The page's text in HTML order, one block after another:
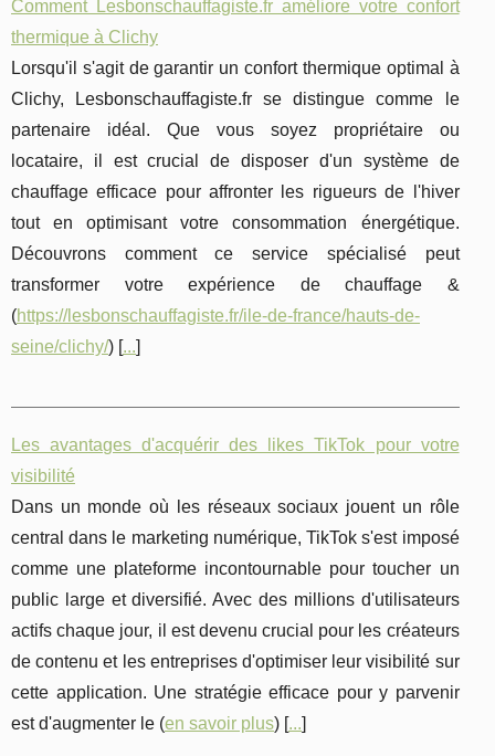
Comment Lesbonschauffagiste.fr améliore votre confort
thermique à Clichy
Lorsqu'il s'agit de garantir un confort thermique optimal à
Clichy, Lesbonschauffagiste.fr se distingue comme le
partenaire idéal. Que vous soyez propriétaire ou
locataire, il est crucial de disposer d'un système de
chauffage efficace pour affronter les rigueurs de l'hiver
tout en optimisant votre consommation énergétique.
Découvrons comment ce service spécialisé peut
transformer votre expérience de chauffage &
(https://lesbonschauffagiste.fr/ile-de-france/hauts-de-
seine/clichy/) [...]
Les avantages d'acquérir des likes TikTok pour votre
visibilité
Dans un monde où les réseaux sociaux jouent un rôle
central dans le marketing numérique, TikTok s'est imposé
comme une plateforme incontournable pour toucher un
public large et diversifié. Avec des millions d'utilisateurs
actifs chaque jour, il est devenu crucial pour les créateurs
de contenu et les entreprises d'optimiser leur visibilité sur
cette application. Une stratégie efficace pour y parvenir
est d'augmenter le (en savoir plus) [...]